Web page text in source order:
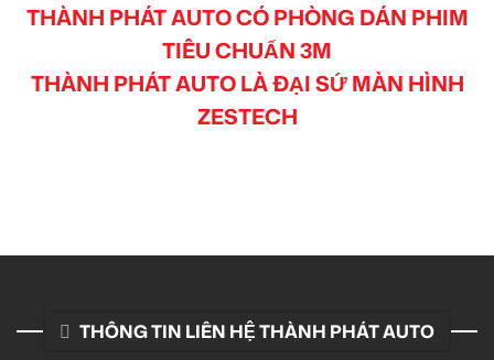
THÀNH PHÁT AUTO CÓ PHÒNG DÁN PHIM
TIÊU CHUẨN 3M
THÀNH PHÁT AUTO LÀ ĐẠI SỨ MÀN HÌNH
ZESTECH
THÔNG TIN LIÊN HỆ THÀNH PHÁT AUTO